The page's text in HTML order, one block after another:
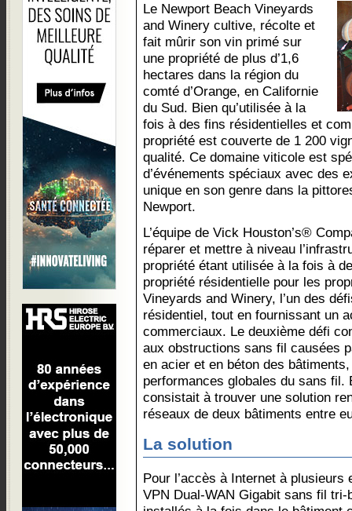
Le Newport Beach Vineyards
and Winery cultive, récolte et
fait mûrir son vin primé sur
une propriété de plus d’1,6
hectares dans la région du
comté d’Orange, en Californie
du Sud. Bien qu’utilisée à la
fois à des fins résidentielles et
propriété est couverte de 1 200
qualité. Ce domaine viticole est
d’événements spéciaux avec des
unique en son genre dans la
Newport.
L’équipe de Vick Houston’s®
réparer et mettre à niveau
propriété étant utilisée à la fois à
propriété résidentielle pour les
Vineyards and Winery, l’un des
résidentiel, tout en fournissant un
commerciaux. Le deuxième défi
aux obstructions sans fil causées
en acier et en béton des
performances globales du sans fil.
consistait à trouver une solution
réseaux de deux bâtiments entre
La solution
Pour l’accès à Internet à
VPN Dual-WAN Gigabit sans fil tri-